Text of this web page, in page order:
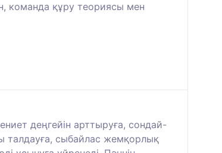
команда құру теориясы мен
деңгейін арттыруға, сондай-
талдауға, сыбайлас жемқорлық